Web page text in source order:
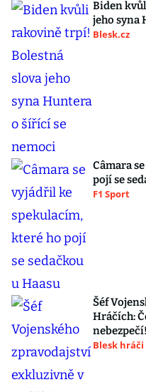
Biden
jeho syna
Blesk.cz
Câmara
pojí se
F1 Sport
Šéf
Hráčích:
nebezpečí!
Blesk hráči